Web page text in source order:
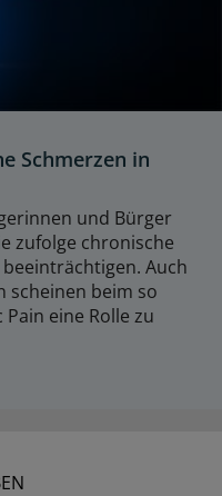
Schmerzen in
und Bürger
zufolge chronische
Auch
scheinen beim so
eine Rolle zu